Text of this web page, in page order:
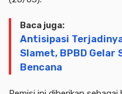
Baca juga:
Antisipasi
Slamet, BPBD Gelar
Bencana